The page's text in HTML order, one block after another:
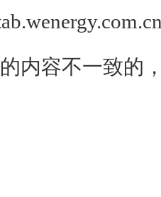
内容不一致的